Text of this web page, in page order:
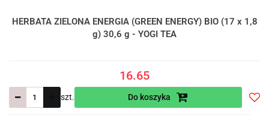
HERBATA ZIELONA ENERGIA (GREEN ENERGY) BIO (17 x 1,8
g) 30,6 g - YOGI TEA
16.65
szt. Do koszyka